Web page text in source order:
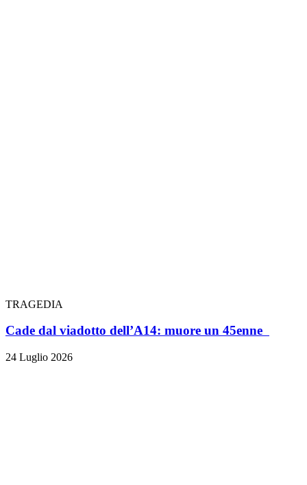
TRAGEDIA
Cade dal viadotto dell’A14: muore un 45enne
24 Luglio 2026